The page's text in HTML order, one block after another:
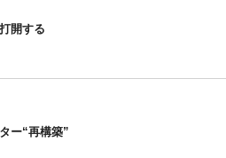
開する
ー“再構築”